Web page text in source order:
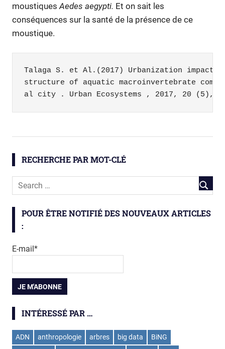
moustiques Aedes aegypti. Et on sait les
conséquences sur la santé de la présence de ce
moustique.
Talaga S. et Al.(2017) Urbanization
structure of aquatic macroinvertebrate
al city . Urban Ecosystems , 2017, 20 (5),
insectes
moustiques
RECHERCHE PAR MOT-CLÉ
POUR ÊTRE NOTIFIÉ DES NOUVEAUX ARTICLES
:
E-mail*
INTÉRESSÉ PAR …
ADN anthropologie arbres big data
BiNG